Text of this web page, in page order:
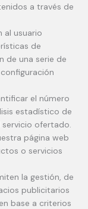
a través de
al usuario
de
de una serie de
el número
estadístico de
servicio ofertado.
página web
o servicios
la gestión, de
publicitarios
base a criterios